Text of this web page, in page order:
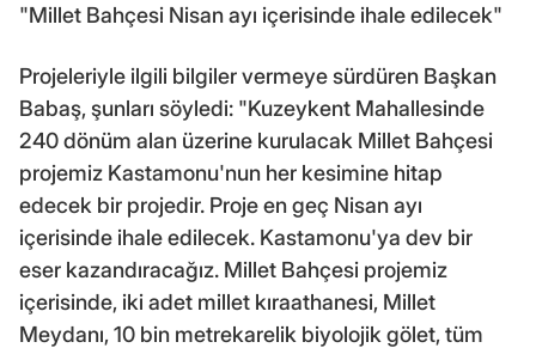
"Millet Bahçesi Nisan ayı içerisinde ihale edilecek"
Projeleriyle ilgili bilgiler vermeye sürdüren Başkan
Babaş, şunları söyledi: "Kuzeykent Mahallesinde
240 dönüm alan üzerine kurulacak Millet Bahçesi
projemiz Kastamonu'nun her kesimine hitap
edecek bir projedir. Proje en geç Nisan ayı
içerisinde ihale edilecek. Kastamonu'ya dev bir
eser kazandıracağız. Millet Bahçesi projemiz
içerisinde, iki adet millet kıraathanesi, Millet
Meydanı, 10 bin metrekarelik biyolojik gölet, tüm